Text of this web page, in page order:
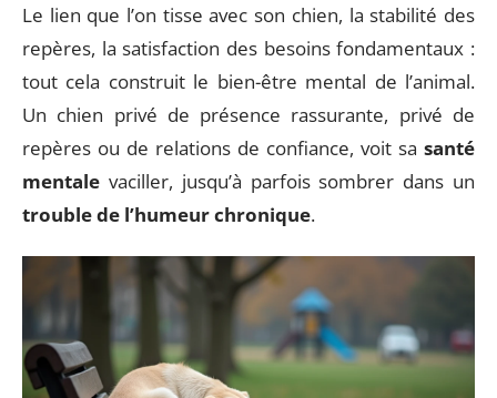
Le lien que l’on tisse avec son chien, la stabilité des
repères, la satisfaction des besoins fondamentaux :
tout cela construit le bien-être mental de l’animal.
Un chien privé de présence rassurante, privé de
repères ou de relations de confiance, voit sa santé
mentale vaciller, jusqu’à parfois sombrer dans un
trouble de l’humeur chronique.